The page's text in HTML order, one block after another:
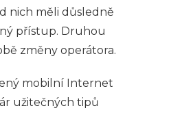
nich měli důsledně
přístup. Druhou
změny operátora.
mobilní Internet
užitečných tipů